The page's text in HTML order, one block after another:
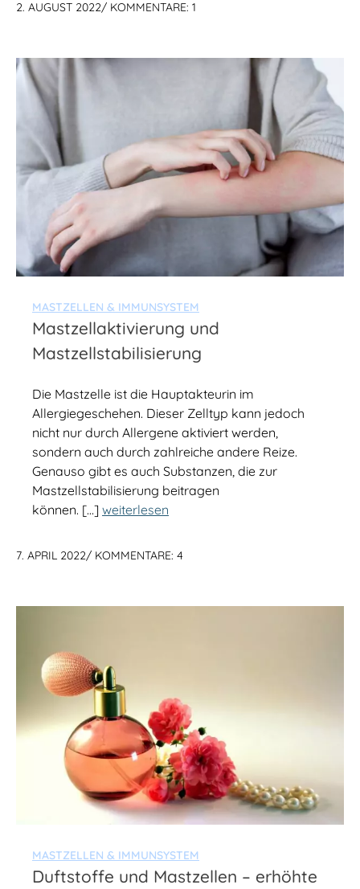
2. AUGUST 2022/ KOMMENTARE: 1
MASTZELLEN & IMMUNSYSTEM
Mastzellaktivierung und
Mastzellstabilisierung
Die Mastzelle ist die Hauptakteurin im
Allergiegeschehen. Dieser Zelltyp kann jedoch
nicht nur durch Allergene aktiviert werden,
sondern auch durch zahlreiche andere Reize.
Genauso gibt es auch Substanzen, die zur
Mastzellstabilisierung beitragen
können. […] weiterlesen
7. APRIL 2022/ KOMMENTARE: 4
MASTZELLEN & IMMUNSYSTEM
Duftstoffe und Mastzellen – erhöhte